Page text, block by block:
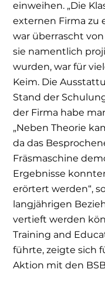
einweihen. „Die
externen Firma zu
war überrascht
sie namentlich
wurden, war für
Keim. Die
Stand der
der Firma habe
„Neben Theorie
da das
Fräsmaschine
Ergebnisse
erörtert werden“,
langjährigen
vertieft werden
Training and
führte, zeigte sich
Aktion mit den